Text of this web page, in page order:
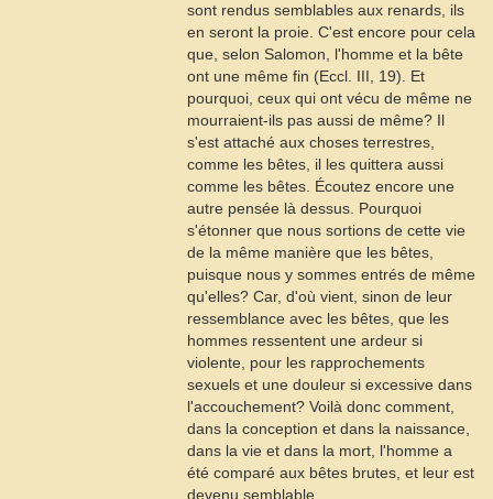
sont rendus semblables aux renards, ils
en seront la proie. C'est encore pour cela
que, selon Salomon, l'homme et la bête
ont une même fin (Eccl . III, 19). Et
pourquoi, ceux qui ont vécu de même ne
mourraient-ils pas aussi de même? Il
s'est attaché aux choses terrestres,
comme les bêtes, il les quittera aussi
comme les bêtes. Écoutez encore une
autre pensée là dessus. Pourquoi
s'étonner que nous sortions de cette vie
de la même manière que les bêtes,
puisque nous y sommes entrés de même
qu'elles? Car, d'où vient, sinon de leur
ressemblance avec les bêtes, que les
hommes ressentent une ardeur si
violente, pour les rapprochements
sexuels et une douleur si excessive dans
l'accouchement? Voilà donc comment,
dans la conception et dans la naissance,
dans la vie et dans la mort, l'homme a
été comparé aux bêtes brutes, et leur est
devenu semblable.